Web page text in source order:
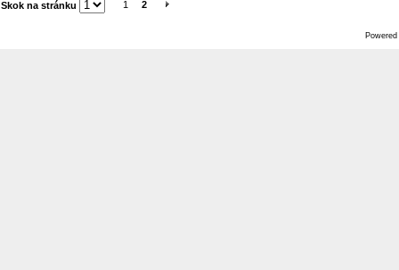
Skok na stránku
1 2